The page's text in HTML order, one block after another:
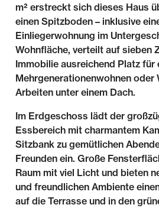
m² erstreckt sich dieses Haus
einen Spitzboden – inklusive
Einliegerwohnung im
Wohnfläche, verteilt auf sieben
Immobilie ausreichend Platz für
Mehrgenerationenwohnen oder
Arbeiten unter einem Dach.
Im Erdgeschoss lädt der
Essbereich mit charmantem
Sitzbank zu gemütlichen
Freunden ein. Große
Raum mit viel Licht und bieten
und freundlichen Ambiente
auf die Terrasse und in den